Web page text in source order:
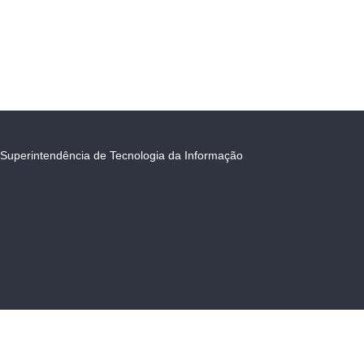
Superintendência de Tecnologia da Informação